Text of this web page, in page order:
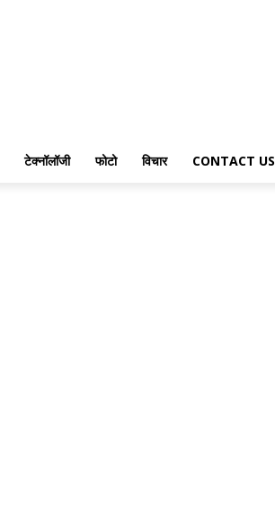
टेक्नॉलॉजी फोटो विचार CONTACT US